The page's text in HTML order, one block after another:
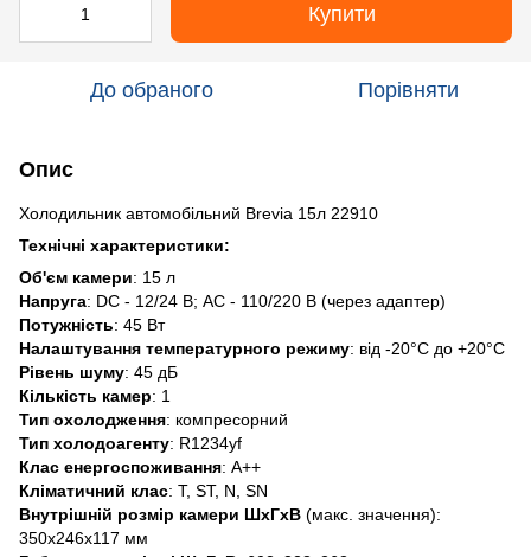
Купити
До обраного Порівняти
Опис
Холодильник автомобільний Brevia 15л 22910
Технічні характеристики:
Об'єм камери: 15 л
Напруга: DC - 12/24 В; AC - 110/220 В (через адаптер)
Потужність: 45 Вт
Налаштування температурного режиму: від -20°C до +20°C
Рівень шуму: 45 дБ
Кількість камер: 1
Тип охолодження: компресорний
Тип холодоагенту: R1234yf
Клас енергоспоживання: А++
Кліматичний клас: T, ST, N, SN
Внутрішній розмір камери ШхГхВ (макс. значення):
350х246x117 мм